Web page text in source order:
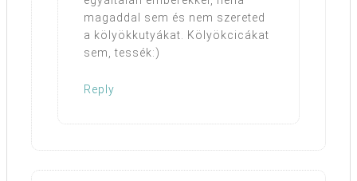
magaddal sem és nem szereted
a kölyökkutyákat. Kölyökcicákat
sem, tessék:)
Reply